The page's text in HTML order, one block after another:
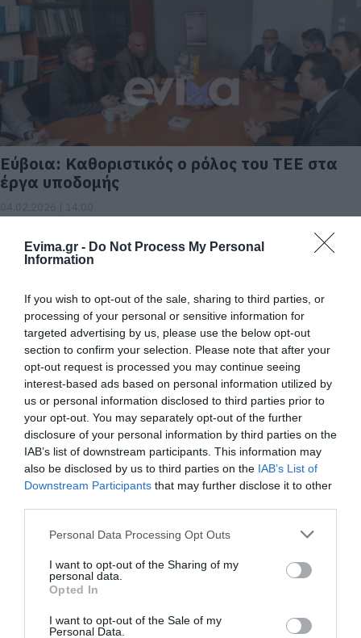
Evima.gr - Do Not Process My Personal
Information
If you wish to opt-out of the sale, sharing to third parties, or
processing of your personal or sensitive information for
targeted advertising by us, please use the below opt-out
section to confirm your selection. Please note that after your
opt-out request is processed you may continue seeing
interest-based ads based on personal information utilized by
us or personal information disclosed to third parties prior to
your opt-out. You may separately opt-out of the further
disclosure of your personal information by third parties on the
IAB’s list of downstream participants. This information may
also be disclosed by us to third parties on the IAB’s List of
Downstream Participants that may further disclose it to other
Please note that this website/app uses one or more Google
not limited to your visit or usage behaviour. You may click to
grant or deny consent to Google and its third-party tags to
use your data for below specified purposes in below Google
consent section.
Personal Data Processing Opt Outs
I want to opt-out of the Sharing of my
personal data.
Opted In
I want to opt-out of the Sale of my
Personal Data.
Εύβοια: Καθοριστικός ο ρόλος του ΤΕΕ στα
έργα υποδομής
Τα έργα ομβρίων «έσωσαν» μεγάλη πόλη
της Εύβοιας από την πρόσφατη νεροποντή
27.01.2026 | 20:00